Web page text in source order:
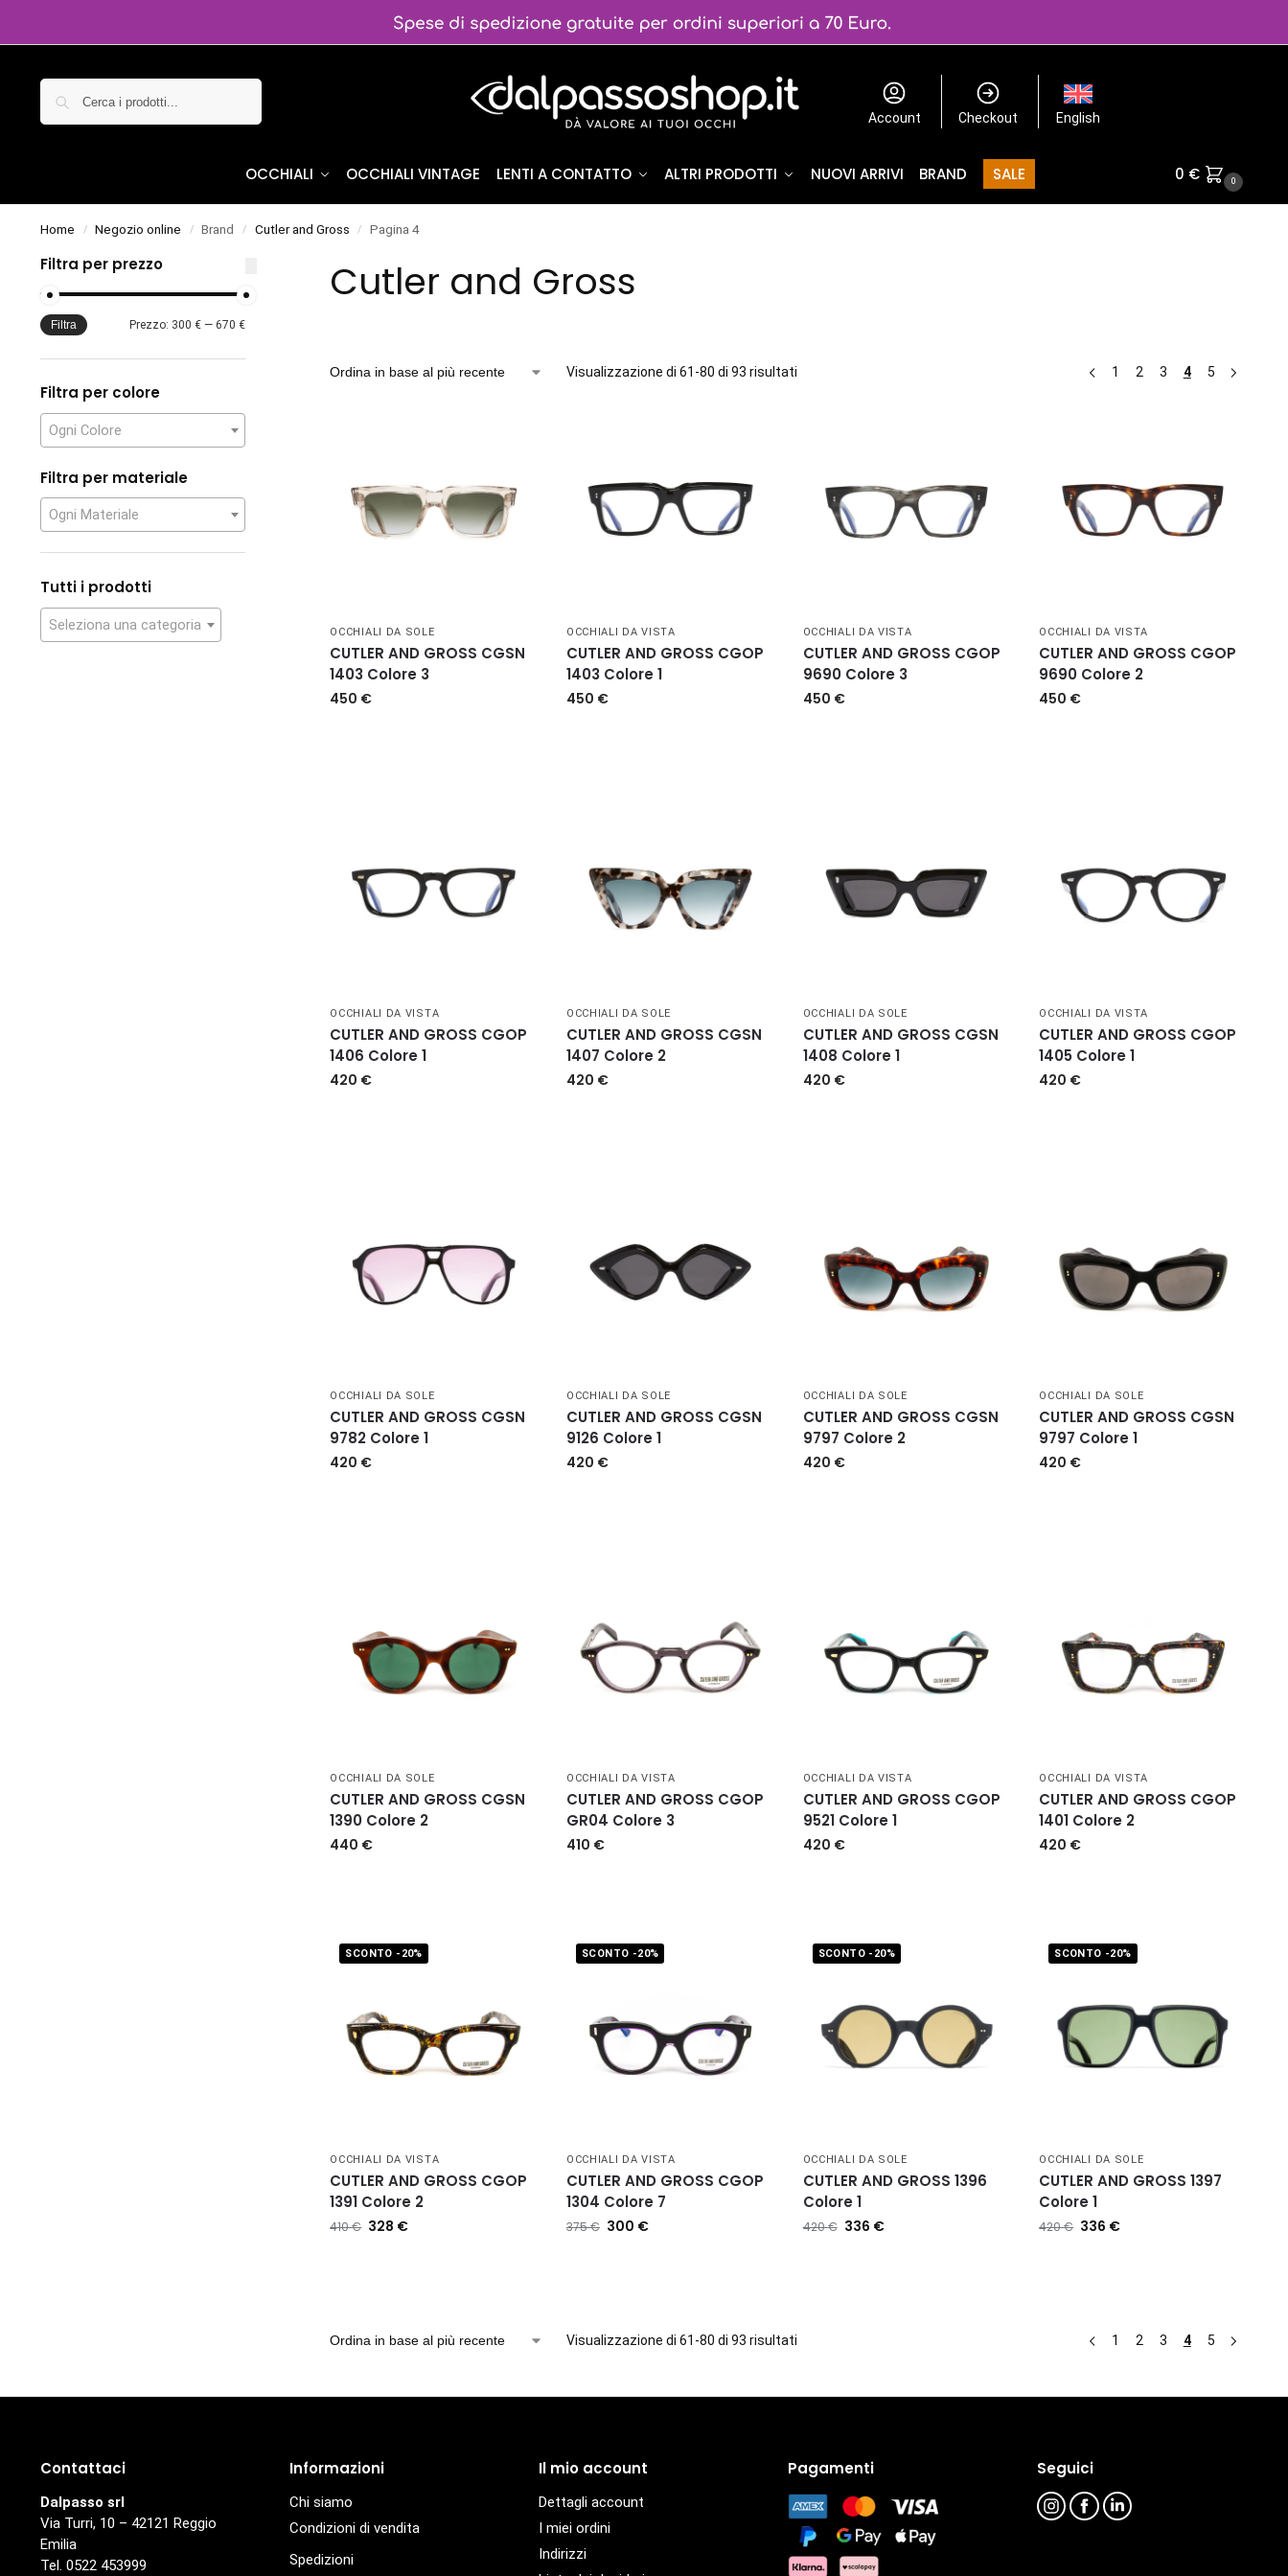
Account Checkout English
OCCHIALI OCCHIALI VINTAGE LENTI A CONTATTO ALTRI PRODOTTI NUOVI ARRIVI BRAND SALE 0 € 0
Home / Negozio online / Brand / Cutler and Gross / Pagina 4
Cutler and Gross
Visualizzazione di 61-80 di 93 risultati 1 2 3 4 5
OCCHIALI DA SOLE
CUTLER AND GROSS CGSN
1403 Colore 3
450 €
OCCHIALI DA VISTA
CUTLER AND GROSS CGOP
1403 Colore 1
450 €
OCCHIALI DA VISTA
CUTLER AND GROSS CGOP
9690 Colore 3
450 €
OCCHIALI DA VISTA
CUTLER AND GROSS CGOP
9690 Colore 2
450 €
OCCHIALI DA VISTA
CUTLER AND GROSS CGOP
1406 Colore 1
420 €
OCCHIALI DA SOLE
CUTLER AND GROSS CGSN
1407 Colore 2
420 €
OCCHIALI DA SOLE
CUTLER AND GROSS CGSN
1408 Colore 1
420 €
OCCHIALI DA VISTA
CUTLER AND GROSS CGOP
1405 Colore 1
420 €
OCCHIALI DA SOLE
CUTLER AND GROSS CGSN
9782 Colore 1
420 €
OCCHIALI DA SOLE
CUTLER AND GROSS CGSN
9126 Colore 1
420 €
OCCHIALI DA SOLE
CUTLER AND GROSS CGSN
9797 Colore 2
420 €
OCCHIALI DA SOLE
CUTLER AND GROSS CGSN
9797 Colore 1
420 €
OCCHIALI DA SOLE
CUTLER AND GROSS CGSN
1390 Colore 2
440 €
OCCHIALI DA VISTA
CUTLER AND GROSS CGOP
GR04 Colore 3
410 €
OCCHIALI DA VISTA
CUTLER AND GROSS CGOP
9521 Colore 1
420 €
OCCHIALI DA VISTA
CUTLER AND GROSS CGOP
1401 Colore 2
420 €
SCONTO -20%
OCCHIALI DA VISTA
CUTLER AND GROSS CGOP
1391 Colore 2
410€ 328 €
SCONTO -20%
OCCHIALI DA VISTA
CUTLER AND GROSS CGOP
1304 Colore 7
375€ 300 €
SCONTO -20%
OCCHIALI DA SOLE
CUTLER AND GROSS 1396
Colore 1
420€ 336 €
SCONTO -20%
OCCHIALI DA SOLE
CUTLER AND GROSS 1397
Colore 1
420€ 336 €
Visualizzazione di 61-80 di 93 risultati 1 2 3 4 5
Filtra per prezzo
Filtra Prezzo: 300 € —670 €
Filtra per colore
Ogni Colore
Filtra per materiale
Ogni Materiale
Tutti i prodotti
Seleziona una categoria
Contattaci
Dalpasso srl
Via Turri, 10 – 42121 Reggio
Emilia
Tel. 0522 453999
Informazioni
Chi siamo
Condizioni di vendita
Spedizioni
Il mio account
Dettagli account
I miei ordini
Indirizzi
Pagamenti Seguici